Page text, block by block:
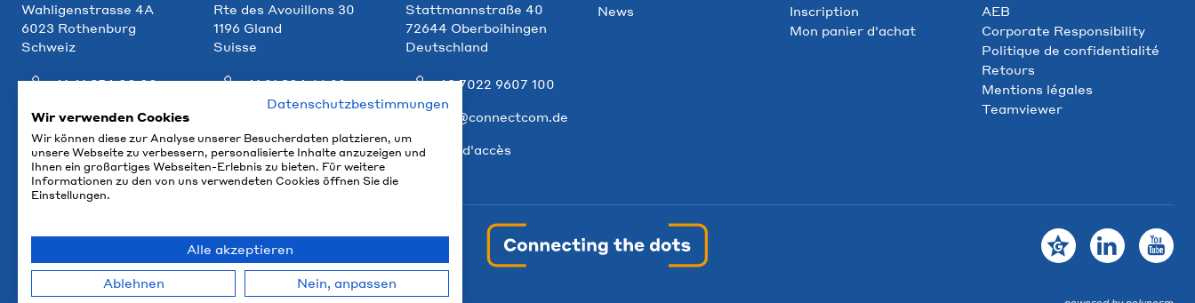
Wahligenstrasse 4A
6023 Rothenburg
Schweiz
+41 41 854 00 00
info@ccm.ch
Plan d'accès
Rte des Avouillons 30
1196 Gland
Suisse
+41 21 804 66 22
Plan d'accès
Stattmannstraße 40
72644 Oberboihingen
Deutschland
+49 7022 9607 100
info@connectcom.de
Plan d'accès
News
Inscription
Mon panier d'achat
AEB
Corporate Responsibility
Politique de confidentialité
Retours
Mentions légales
Teamviewer
Datenschutzbestimmungen
Wir verwenden Cookies
Wir können diese zur Analyse unserer Besucherdaten platzieren, um
unsere Webseite zu verbessern, personalisierte Inhalte anzuzeigen und
Ihnen ein großartiges Webseiten-Erlebnis zu bieten. Für weitere
Informationen zu den von uns verwendeten Cookies öffnen Sie die
Einstellungen.
Alle akzeptieren
Ablehnen Nein, anpassen